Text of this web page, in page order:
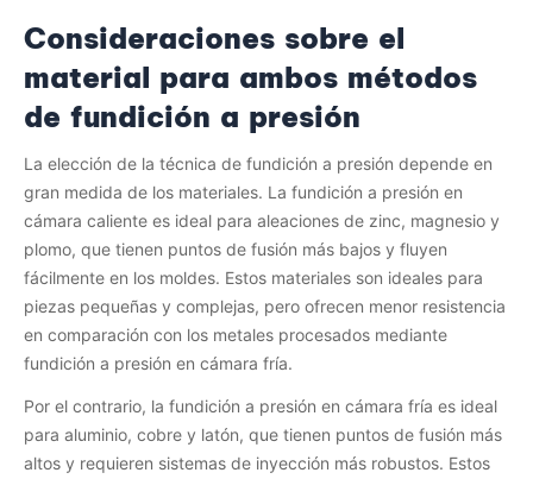
Consideraciones sobre el
material para ambos métodos
de fundición a presión
La elección de la técnica de fundición a presión depende en
gran medida de los materiales. La fundición a presión en
cámara caliente es ideal para aleaciones de zinc, magnesio y
plomo, que tienen puntos de fusión más bajos y fluyen
fácilmente en los moldes. Estos materiales son ideales para
piezas pequeñas y complejas, pero ofrecen menor resistencia
en comparación con los metales procesados ​​mediante
fundición a presión en cámara fría.
Por el contrario, la fundición a presión en cámara fría es ideal
para aluminio, cobre y latón, que tienen puntos de fusión más
altos y requieren sistemas de inyección más robustos. Estos